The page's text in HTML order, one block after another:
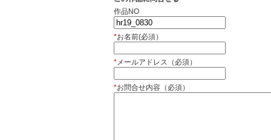
作品NO
*お名前(必須）
*メールアドレス（必須）
*お問合せ内容（必須）